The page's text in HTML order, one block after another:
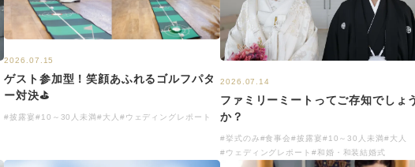
2026.07.15
ゲスト参加型！笑顔あふれるゴルフパタ
ー対決⛳
#披露宴#10～30人未満#大人 #ウェディングレポート
2026.07.14
ファミリーミートってご存知でしょう
か？
#挙式のみ#食事会#披露宴#10～30人未満 #大人
#ウェディングレポート #和婚・和装結婚式